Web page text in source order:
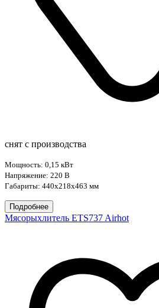
снят с производства
Мощность: 0,15 кВт
Напряжение: 220 В
Габариты: 440х218х463 мм
Подробнее
Мясорыхлитель ETS737 Airhot